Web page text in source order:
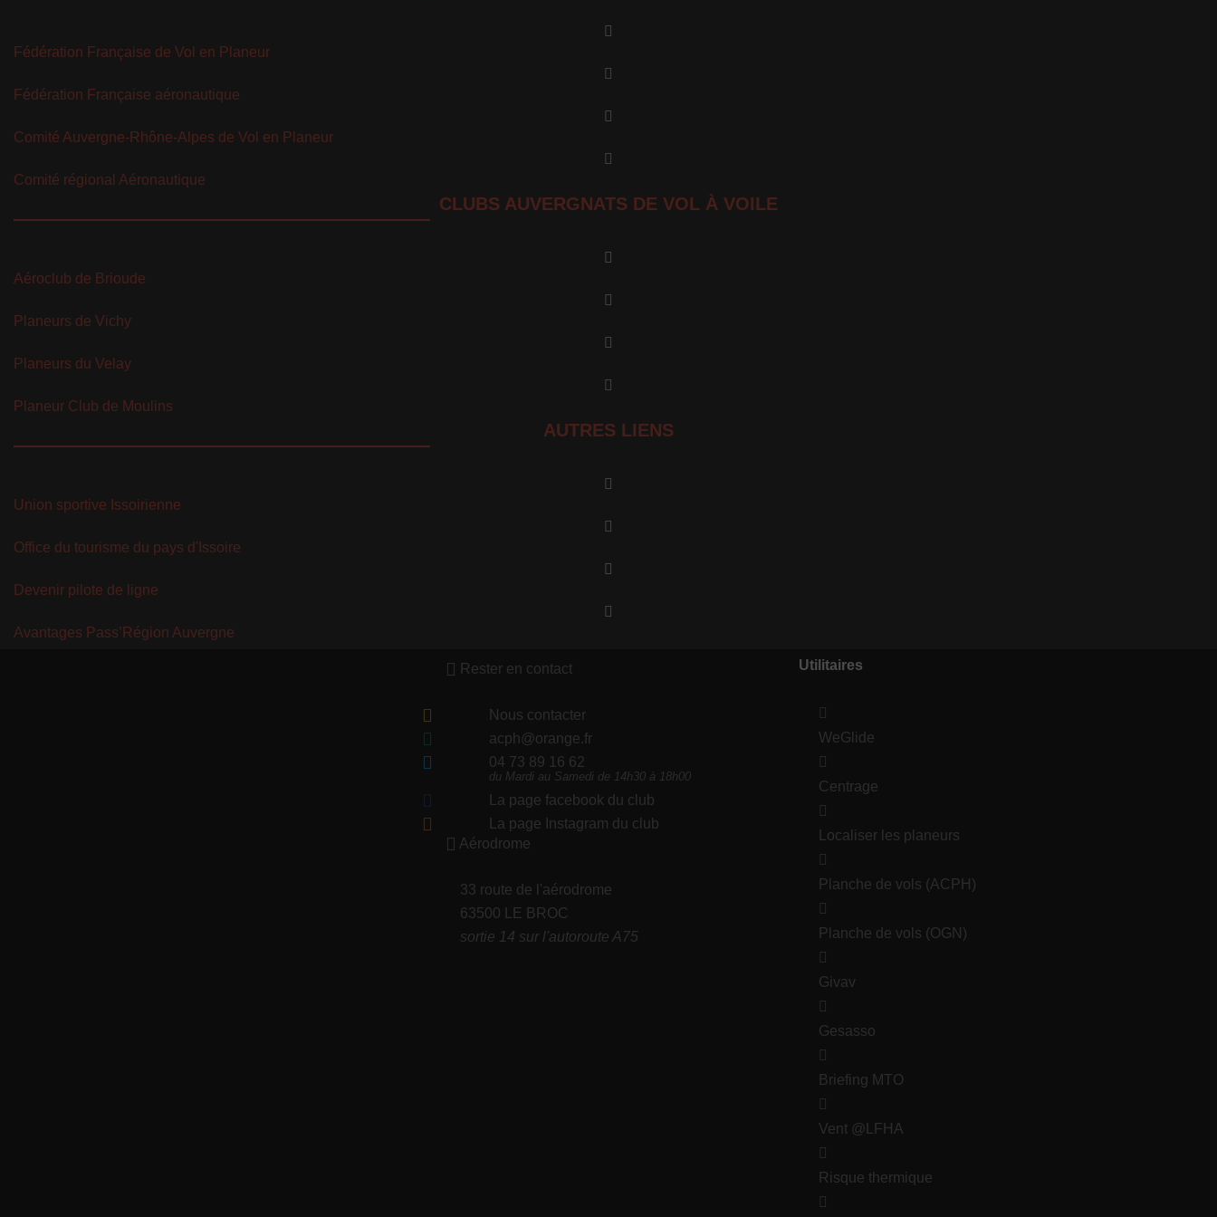
Fédération Française de Vol en Planeur
Fédération Française aéronautique
Comité Auvergne-Rhône-Alpes de Vol en Planeur
Comité régional Aéronautique
CLUBS AUVERGNATS DE VOL À VOILE
Aéroclub de Brioude
Planeurs de Vichy
Planeurs du Velay
Planeur Club de Moulins
AUTRES LIENS
Union sportive Issoirienne
Office du tourisme du pays d'Issoire
Devenir pilote de ligne
Avantages Pass’Région Auvergne
Rester en contact
Nous contacter
acph@orange.fr
04 73 89 16 62
du Mardi au Samedi de 14h30 à 18h00
La page facebook du club
La page Instagram du club
Aérodrome
33 route de l'aérodrome
63500 LE BROC
sortie 14 sur l'autoroute A75
Utilitaires
WeGlide
Centrage
Localiser les planeurs
Planche de vols (ACPH)
Planche de vols (OGN)
Givav
Gesasso
Briefing MTO
Vent @LFHA
Risque thermique